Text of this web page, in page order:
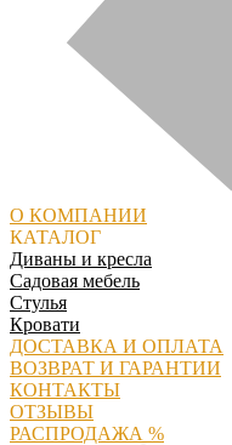
О КОМПАНИИ
КАТАЛОГ
Диваны и кресла
Садовая мебель
Стулья
Кровати
ДОСТАВКА И ОПЛАТА
ВОЗВРАТ И ГАРАНТИИ
КОНТАКТЫ
ОТЗЫВЫ
РАСПРОДАЖА %